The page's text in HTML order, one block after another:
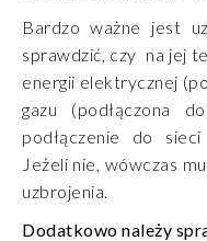
Bardzo ważne jest
sprawdzić, czy na jej
energii elektrycznej
gazu (podłączona
podłączenie do
Jeżeli nie, wówczas
uzbrojenia.
Dodatkowo należy